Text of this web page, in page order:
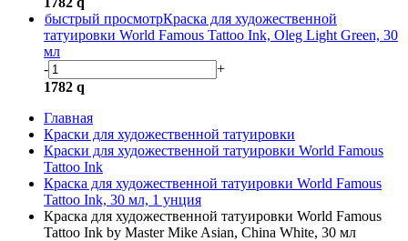
быстрый просмотрКраска для художественной
татуировки World Famous Tattoo Ink, Oleg Light Green, 30
мл
-
+
1782 q
Главная
Краски для художественной татуировки
Краски для художественной татуировки World Famous
Tattoo Ink
Краска для художественной татуировки World Famous
Tattoo Ink, 30 мл, 1 унция
Краска для художественной татуировки World Famous
Tattoo Ink by Master Mike Asian, China White, 30 мл